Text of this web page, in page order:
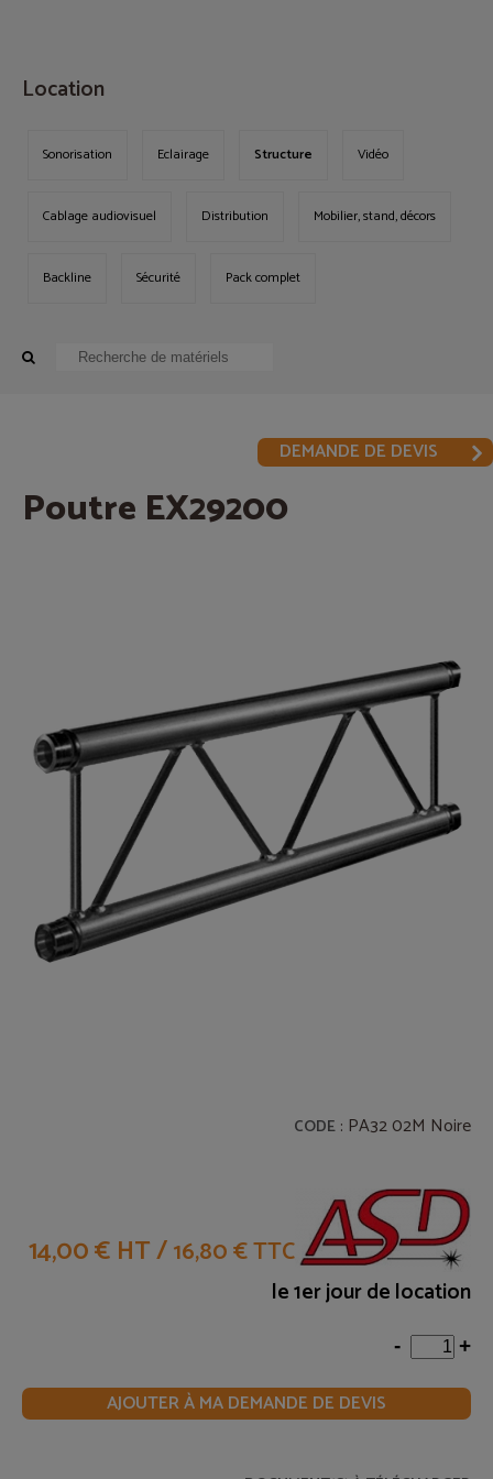
Location
Sonorisation Eclairage Structure Vidéo
Cablage audiovisuel Distribution Mobilier, stand, décors
Backline Sécurité Pack complet
DEMANDE DE DEVIS
Poutre EX29200
CODE : PA32 02M Noire
14,00 € HT/16,80 € TTC
le 1er jour de location
- +
AJOUTER À MA DEMANDE DE DEVIS